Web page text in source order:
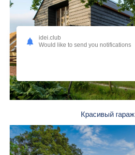
Красивый гараж
idei.club
Would like to send you notifications